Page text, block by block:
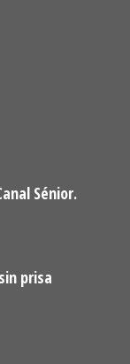
Sénior.
prisa